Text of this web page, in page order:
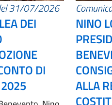
31/07/2026
DEI
DI
2025
NINO
ALLA